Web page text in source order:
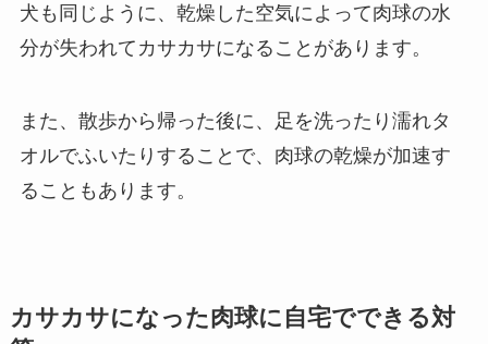
犬も同じように、乾燥した空気によって肉球の水
分が失われてカサカサになることがあります。
また、散歩から帰った後に、足を洗ったり濡れタ
オルでふいたりすることで、肉球の乾燥が加速す
ることもあります。
カサカサになった肉球に自宅でできる対